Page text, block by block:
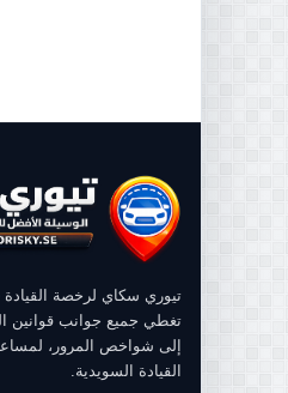
تيوري سكاي لرخصة
تغطي جميع جوانب قوانين
إلى شواخص المرور،
القيادة السويدية.